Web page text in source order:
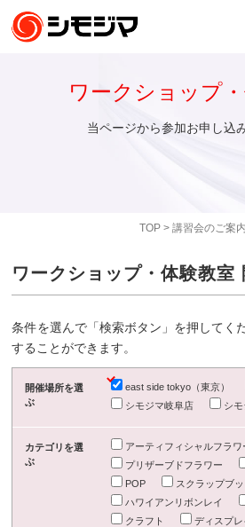
TOP> 講習会のご案内
ワークショップ
当ページから参加お申し込
ワークショップ・体験教室
条件を選んで「検索ボタン」を押してく
することができます。
開催場所を選
ぶ
east side tokyo（東京）
シモジマ岐阜店
シモ
カテゴリを選
ぶ
アーティフィシャルフラワ
プリザーブドフラワー
POP
スクラップブ
ハワイアンリボンレイ
クラフト
ディスプレ